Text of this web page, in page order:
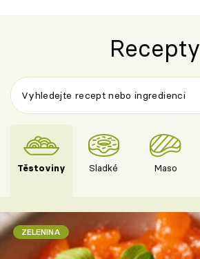
Recepty
Těstoviny Sladké Maso
ZELENINA